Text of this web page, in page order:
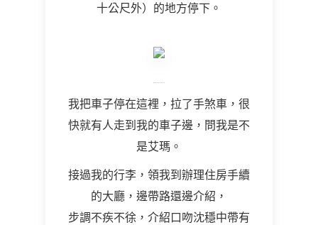
十公尺外）的地方停下。
我把車子停在這裡，拉了手煞車，很
快就有人走到我的車子邊，問我是不
是艾瑪。
接過我的行李，領我到辦理住房手續
的大廳，邊帶路還邊介紹，
步調不疾不徐，介紹口吻沈穩中帶有